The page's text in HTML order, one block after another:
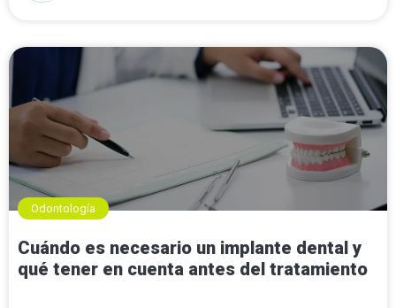
Odontología
Cuándo es necesario un implante dental y
qué tener en cuenta antes del tratamiento